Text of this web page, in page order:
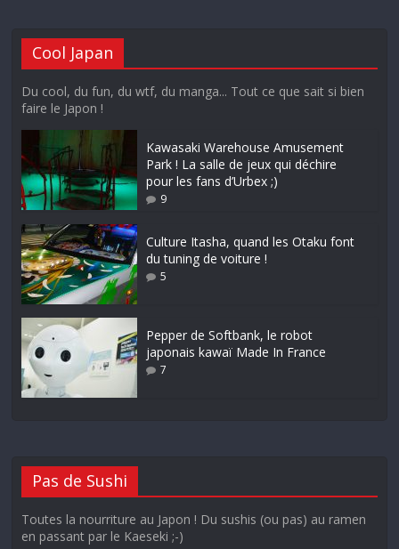
Cool Japan
Du cool, du fun, du wtf, du manga... Tout ce que sait si bien
faire le Japon !
Kawasaki Warehouse Amusement
Park ! La salle de jeux qui déchire
pour les fans d’Urbex ;)
9
Culture Itasha, quand les Otaku font
du tuning de voiture !
5
Pepper de Softbank, le robot
japonais kawaï Made In France
7
Pas de Sushi
Toutes la nourriture au Japon ! Du sushis (ou pas) au ramen
en passant par le Kaeseki ;-)